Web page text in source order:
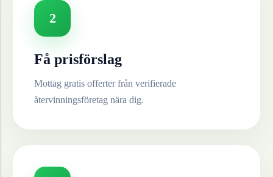
2
Få prisförslag
Mottag gratis offerter från verifierade
återvinningsföretag nära dig.